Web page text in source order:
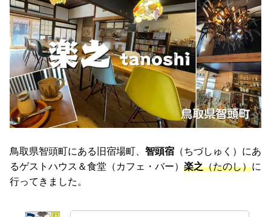
鳥取県智頭町にある旧宿場町、 智頭宿 （ちづしゅく）にあ
るゲストハウス＆食堂（カフェ・バー） 楽之（たのし）に
行ってきました。